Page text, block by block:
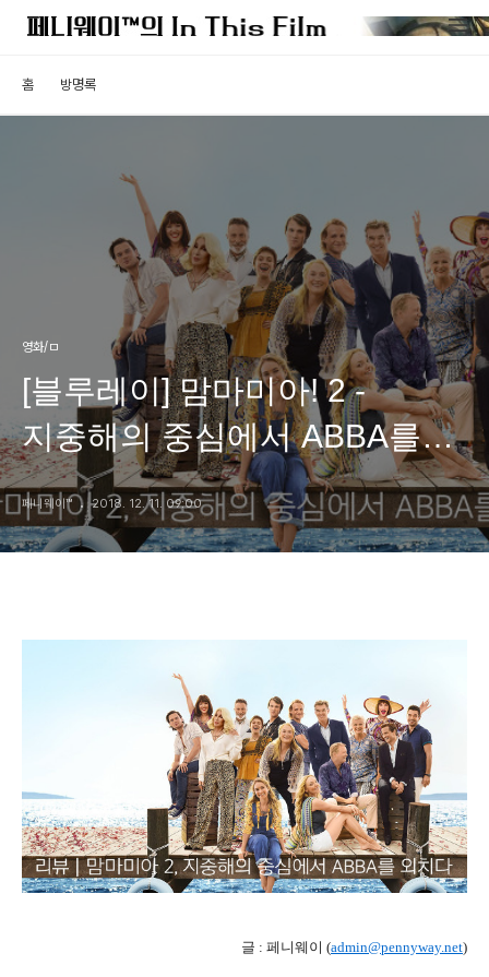
홈 방명록
영화/ㅁ
[블루레이] 맘마미아! 2 -
지중해의 중심에서 ABBA를
외치다
페니웨이™ 2018. 12. 11. 09:00
글 : 페니웨이 (admin@pennyway.net)